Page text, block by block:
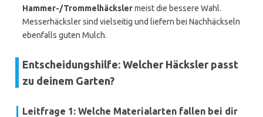
Hammer-/Trommelhäckslermeist die bessere Wahl.
Messerhäcksler sind vielseitig und liefern bei Nachhäckseln
ebenfalls guten Mulch.
Entscheidungshilfe: Welcher Häcksler passt
zu deinem Garten?
Leitfrage 1: Welche Materialarten fallen bei dir